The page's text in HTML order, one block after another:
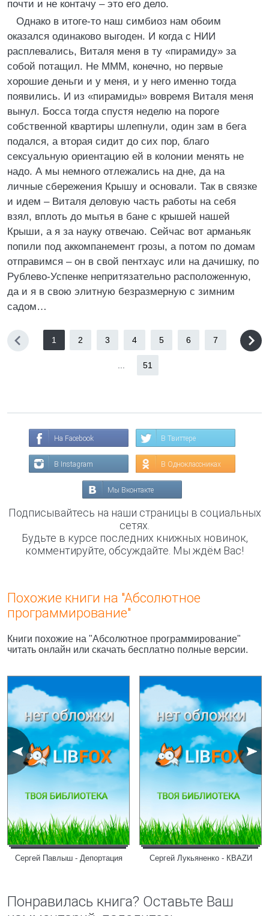
почти и не контачу – это его дело.
Однако в итоге-то наш симбиоз нам обоим
оказался одинаково выгоден. И когда с НИИ
расплевались, Виталя меня в ту «пирамиду» за
собой потащил. Не МММ, конечно, но первые
хорошие деньги и у меня, и у него именно тогда
появились. И из «пирамиды» вовремя Виталя меня
вынул. Босса тогда спустя неделю на пороге
собственной квартиры шлепнули, один зам в бега
подался, а вторая сидит до сих пор, благо
сексуальную ориентацию ей в колонии менять не
надо. А мы немного отлежались на дне, да на
личные сбережения Крышу и основали. Так в связке
и идем – Виталя деловую часть работы на себя
взял, вплоть до мытья в бане с крышей нашей
Крыши, а я за науку отвечаю. Сейчас вот арманьяк
попили под аккомпанемент грозы, а потом по домам
отправимся – он в свой пентхаус или на дачишку, по
Рублево-Успенке непритязательно расположенную,
да и я в свою элитную безразмерную с зимним
садом…
1 2 3 4 5 6 7
51
На Facebook В Твиттере
В Instagram В Одноклассниках
Мы Вконтакте
Подписывайтесь на наши страницы в социальных
сетях.
Будьте в курсе последних книжных новинок,
комментируйте, обсуждайте. Мы ждём Вас!
Похожие книги на "Абсолютное
программирование"
Книги похожие на "Абсолютное программирование"
читать онлайн или скачать бесплатно полные версии.
Сергей Павлыш - Депортация Сергей Лукьяненко - КВАZИ
Понравилась книга? Оставьте Ваш